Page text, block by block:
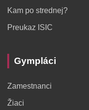
Kam po strednej?
Preukaz ISIC
Gympláci
Zamestnanci
Žiaci